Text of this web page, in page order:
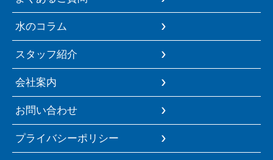
水のコラム
スタッフ紹介
会社案内
お問い合わせ
プライバシーポリシー